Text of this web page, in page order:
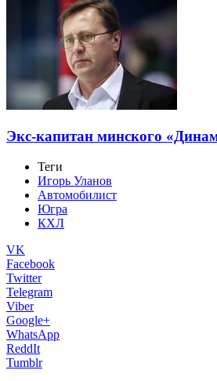
Экс-капитан минского
Теги
Игорь Уланов
Автомобилист
Югра
КХЛ
VK
Facebook
Twitter
Telegram
Viber
Google+
WhatsApp
ReddIt
Tumblr